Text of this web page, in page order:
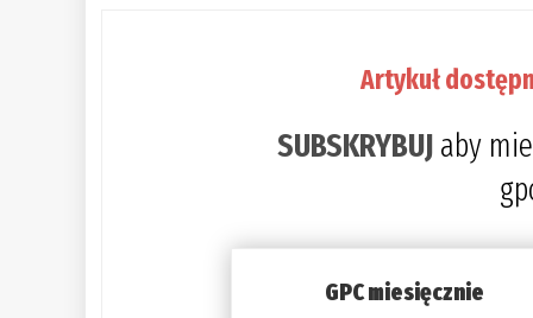
Artykuł
SUBSKRYBUJaby
GPC miesięcznie